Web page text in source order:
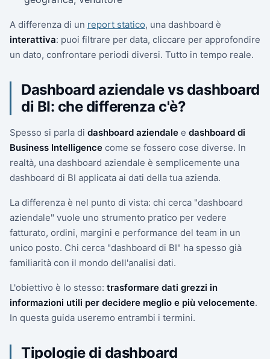
A differenza di un report statico, una dashboard è
interattiva: puoi filtrare per data, cliccare per approfondire
un dato, confrontare periodi diversi. Tutto in tempo reale.
Dashboard aziendale vs dashboard
di BI: che differenza c'è?
Spesso si parla di dashboard aziendale e dashboard di
Business Intelligence come se fossero cose diverse. In
realtà, una dashboard aziendale è semplicemente una
dashboard di BI applicata ai dati della tua azienda.
La differenza è nel punto di vista: chi cerca "dashboard
aziendale" vuole uno strumento pratico per vedere
fatturato, ordini, margini e performance del team in un
unico posto. Chi cerca "dashboard di BI" ha spesso già
familiarità con il mondo dell'analisi dati.
L'obiettivo è lo stesso: trasformare dati grezzi in
informazioni utili per decidere meglio e più velocemente.
In questa guida useremo entrambi i termini.
Tipologie di dashboard